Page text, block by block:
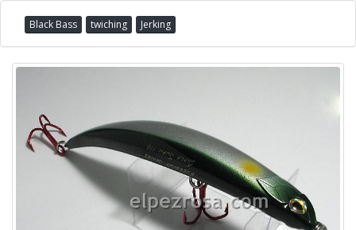
Black Bass twiching Jerking